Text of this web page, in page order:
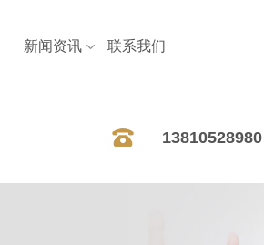
新闻资讯 联系我们
13810528980